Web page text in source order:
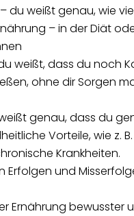
du weißt genau, wie
– in der Diät
weißt, dass du noch
ohne dir Sorgen
genau, dass du
Vorteile,wie z. B.
Krankheiten.
Erfolgen und
Ernährung